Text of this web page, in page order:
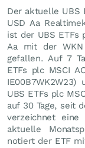
Der aktuelle UBS
USD Aa
ist der UBS ETFs
Aa mit der
gefallen. Auf 7
ETFs plc MSCI
IE00B7WK2W23)
UBS ETFs plc
auf 30 Tage, seit
verzeichnet eine
aktuelle
notiert der ETF